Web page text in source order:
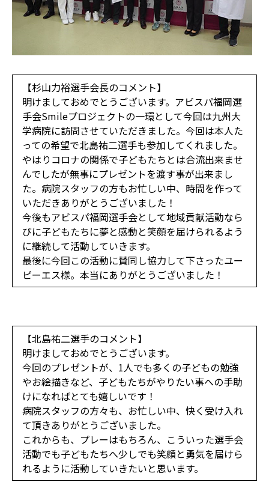
【杉山力裕選手会長のコメント】
明けましておめでとうございます。アビスパ福岡選
手会Smileプロジェクトの一環として今回は九州大
学病院に訪問させていただきました。今回は本人た
っての希望で北島祐二選手も参加してくれました。
やはりコロナの関係で子どもたちとは合流出来ませ
んでしたが無事にプレゼントを渡す事が出来まし
た。病院スタッフの方もお忙しい中、時間を作って
いただきありがとうございました！
今後もアビスパ福岡選手会として地域貢献活動なら
びに子どもたちに夢と感動と笑顔を届けられるよう
に継続して活動していきます。
最後に今回この活動に賛同し協力して下さったユー
ピーエス様。本当にありがとうございました！
【北島祐二選手のコメント】
明けましておめでとうございます。
今回のプレゼントが、1人でも多くの子どもの勉強
やお絵描きなど、子どもたちがやりたい事への手助
けになればとても嬉しいです！
病院スタッフの方々も、お忙しい中、快く受け入れ
て頂きありがとうございました。
これからも、プレーはもちろん、こういった選手会
活動でも子どもたちへ少しでも笑顔と勇気を届けら
れるように活動していきたいと思います。